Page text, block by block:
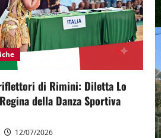
di Rimini: Diletta Lo
della Danza Sportiva
12/07/2026